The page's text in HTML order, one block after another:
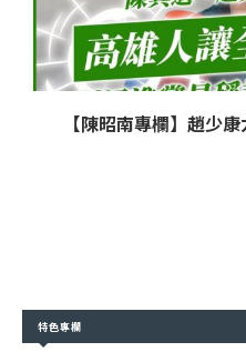
【陳昭南專欄】趙少
特色專欄